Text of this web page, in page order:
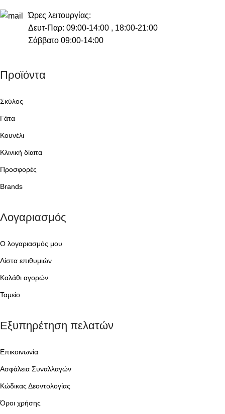
Ώρες λειτουργίας:
Δευτ-Παρ: 09:00-14:00 , 18:00-21:00
Σάββατο 09:00-14:00
Προϊόντα
Σκύλος
Γάτα
Κουνέλι
Κλινική δίαιτα
Προσφορές
Brands
Λογαριασμός
Ο λογαριασμός μου
Λίστα επιθυμιών
Καλάθι αγορών
Ταμείο
Εξυπηρέτηση πελατών
Επικοινωνία
Ασφάλεια Συναλλαγών
Κώδικας Δεοντολογίας
Όροι χρήσης